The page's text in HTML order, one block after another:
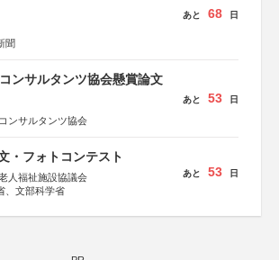
聞
あと 68 日
ンサルタンツ協会懸賞論文
ンサルタンツ協会
あと 53 日
・フォトコンテスト
人福祉施設協議会
、文部科学省
あと 53 日